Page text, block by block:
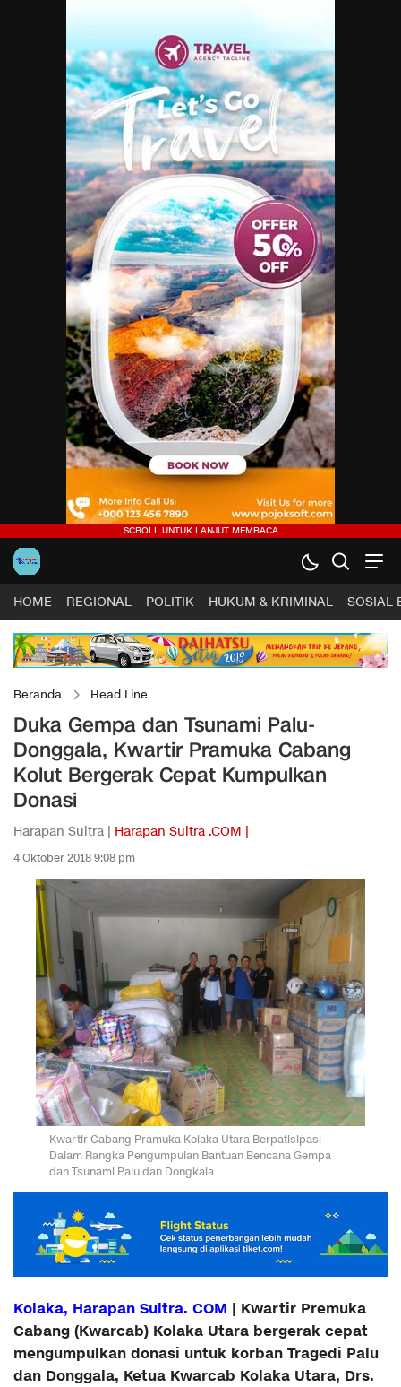
HOME REGIONAL POLITIK HUKUM & KRIMINAL SOSIAL
Beranda Head Line
Duka Gempa dan Tsunami Palu-
Donggala, Kwartir Pramuka Cabang
Kolut Bergerak Cepat Kumpulkan
Donasi
Harapan Sultra | Harapan Sultra .COM |
4 Oktober 2018 9:08 pm
Kwartir Cabang Pramuka Kolaka Utara Berpatisipasi
Dalam Rangka Pengumpulan Bantuan Bencana Gempa
dan Tsunami Palu dan Dongkala
Kolaka, Harapan Sultra. COM | Kwartir Premuka
Cabang (Kwarcab) Kolaka Utara bergerak cepat
mengumpulkan donasi untuk korban Tragedi Palu
dan Donggala, Ketua Kwarcab Kolaka Utara, Drs.